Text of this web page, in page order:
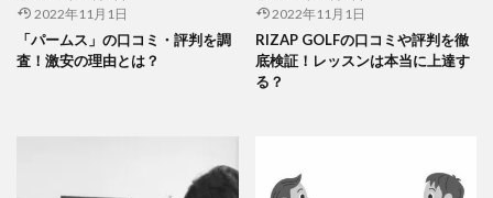
2022年11月1日
「パームス」の口コミ・評判を調
査！激安の理由とは？
2022年11月1日
RIZAP GOLFの口コミや評判を徹
底検証！レッスンは本当に上達す
る？